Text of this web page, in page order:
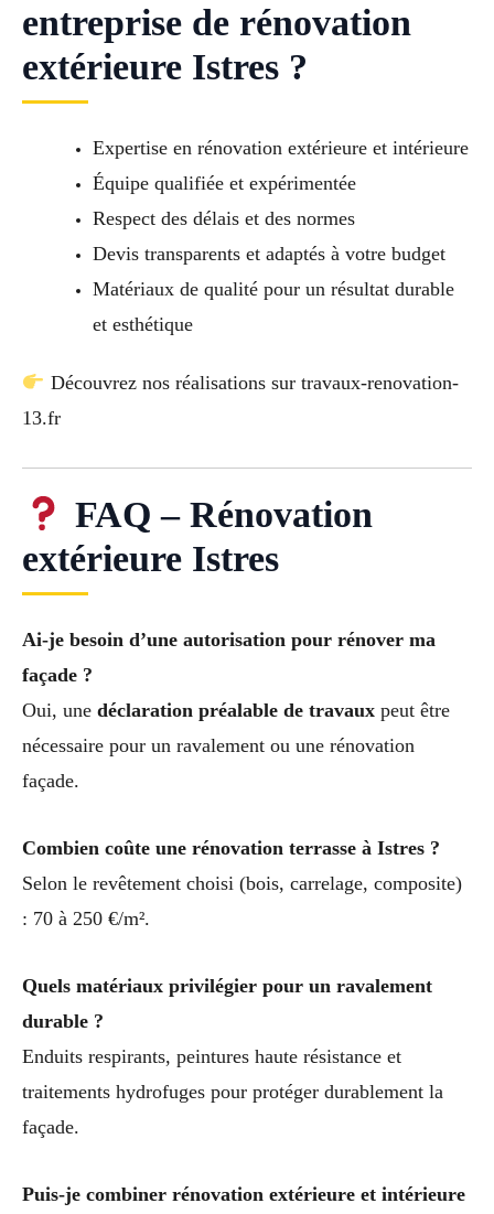
entreprise de rénovation
extérieure Istres ?
Expertise en rénovation extérieure et intérieure
Équipe qualifiée et expérimentée
Respect des délais et des normes
Devis transparents et adaptés à votre budget
Matériaux de qualité pour un résultat durable
et esthétique
Découvrez nos réalisations sur travaux-renovation-
13.fr
FAQ – Rénovation
extérieure Istres
Ai-je besoin d’une autorisation pour rénover ma
façade ?
Oui, une déclaration préalable de travaux peut être
nécessaire pour un ravalement ou une rénovation
façade.
Combien coûte une rénovation terrasse à Istres ?
Selon le revêtement choisi (bois, carrelage, composite)
: 70 à 250 €/m².
Quels matériaux privilégier pour un ravalement
durable ?
Enduits respirants, peintures haute résistance et
traitements hydrofuges pour protéger durablement la
façade.
Puis-je combiner rénovation extérieure et intérieure